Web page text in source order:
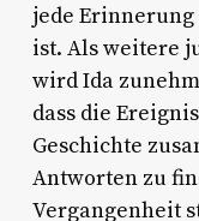
jede Erinnerung
ist. Als weitere
wird Ida
dass die
Geschichte
Antworten zu
Vergangenheit